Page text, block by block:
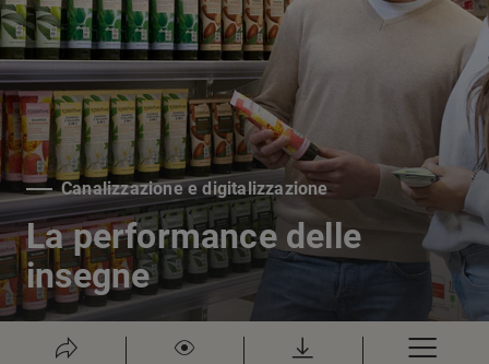
Canalizzazione e digitalizzazione
La performance delle
insegne